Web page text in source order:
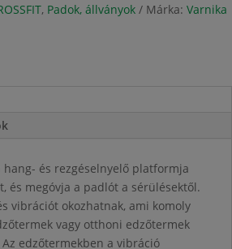
, Padok, állványok Márka: Varnika
hang- és rezgéselnyelő platformja
és megóvja a padlót a sérülésektől.
vibrációt okozhatnak, ami komoly
vagy otthoni edzőtermek
edzőtermekben a vibráció